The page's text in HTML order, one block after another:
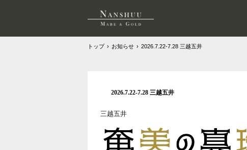
トップ › お知らせ › 2026.7.22-7.28 三越五井
2026.7.22-7.28 三越五井
三越五井